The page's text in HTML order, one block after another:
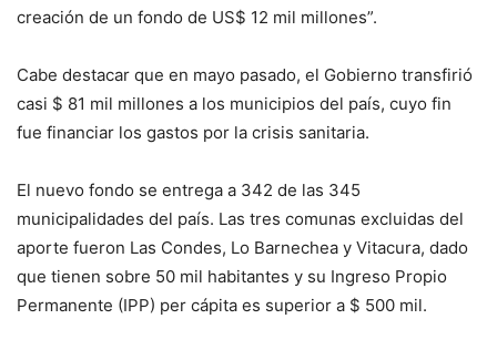
creación de un fondo de US$ 12 mil millones”.
Cabe destacar que en mayo pasado, el Gobierno transfirió
casi $ 81 mil millones a los municipios del país, cuyo fin
fue financiar los gastos por la crisis sanitaria.
El nuevo fondo se entrega a 342 de las 345
municipalidades del país. Las tres comunas excluidas del
aporte fueron Las Condes, Lo Barnechea y Vitacura, dado
que tienen sobre 50 mil habitantes y su Ingreso Propio
Permanente (IPP) per cápita es superior a $ 500 mil.